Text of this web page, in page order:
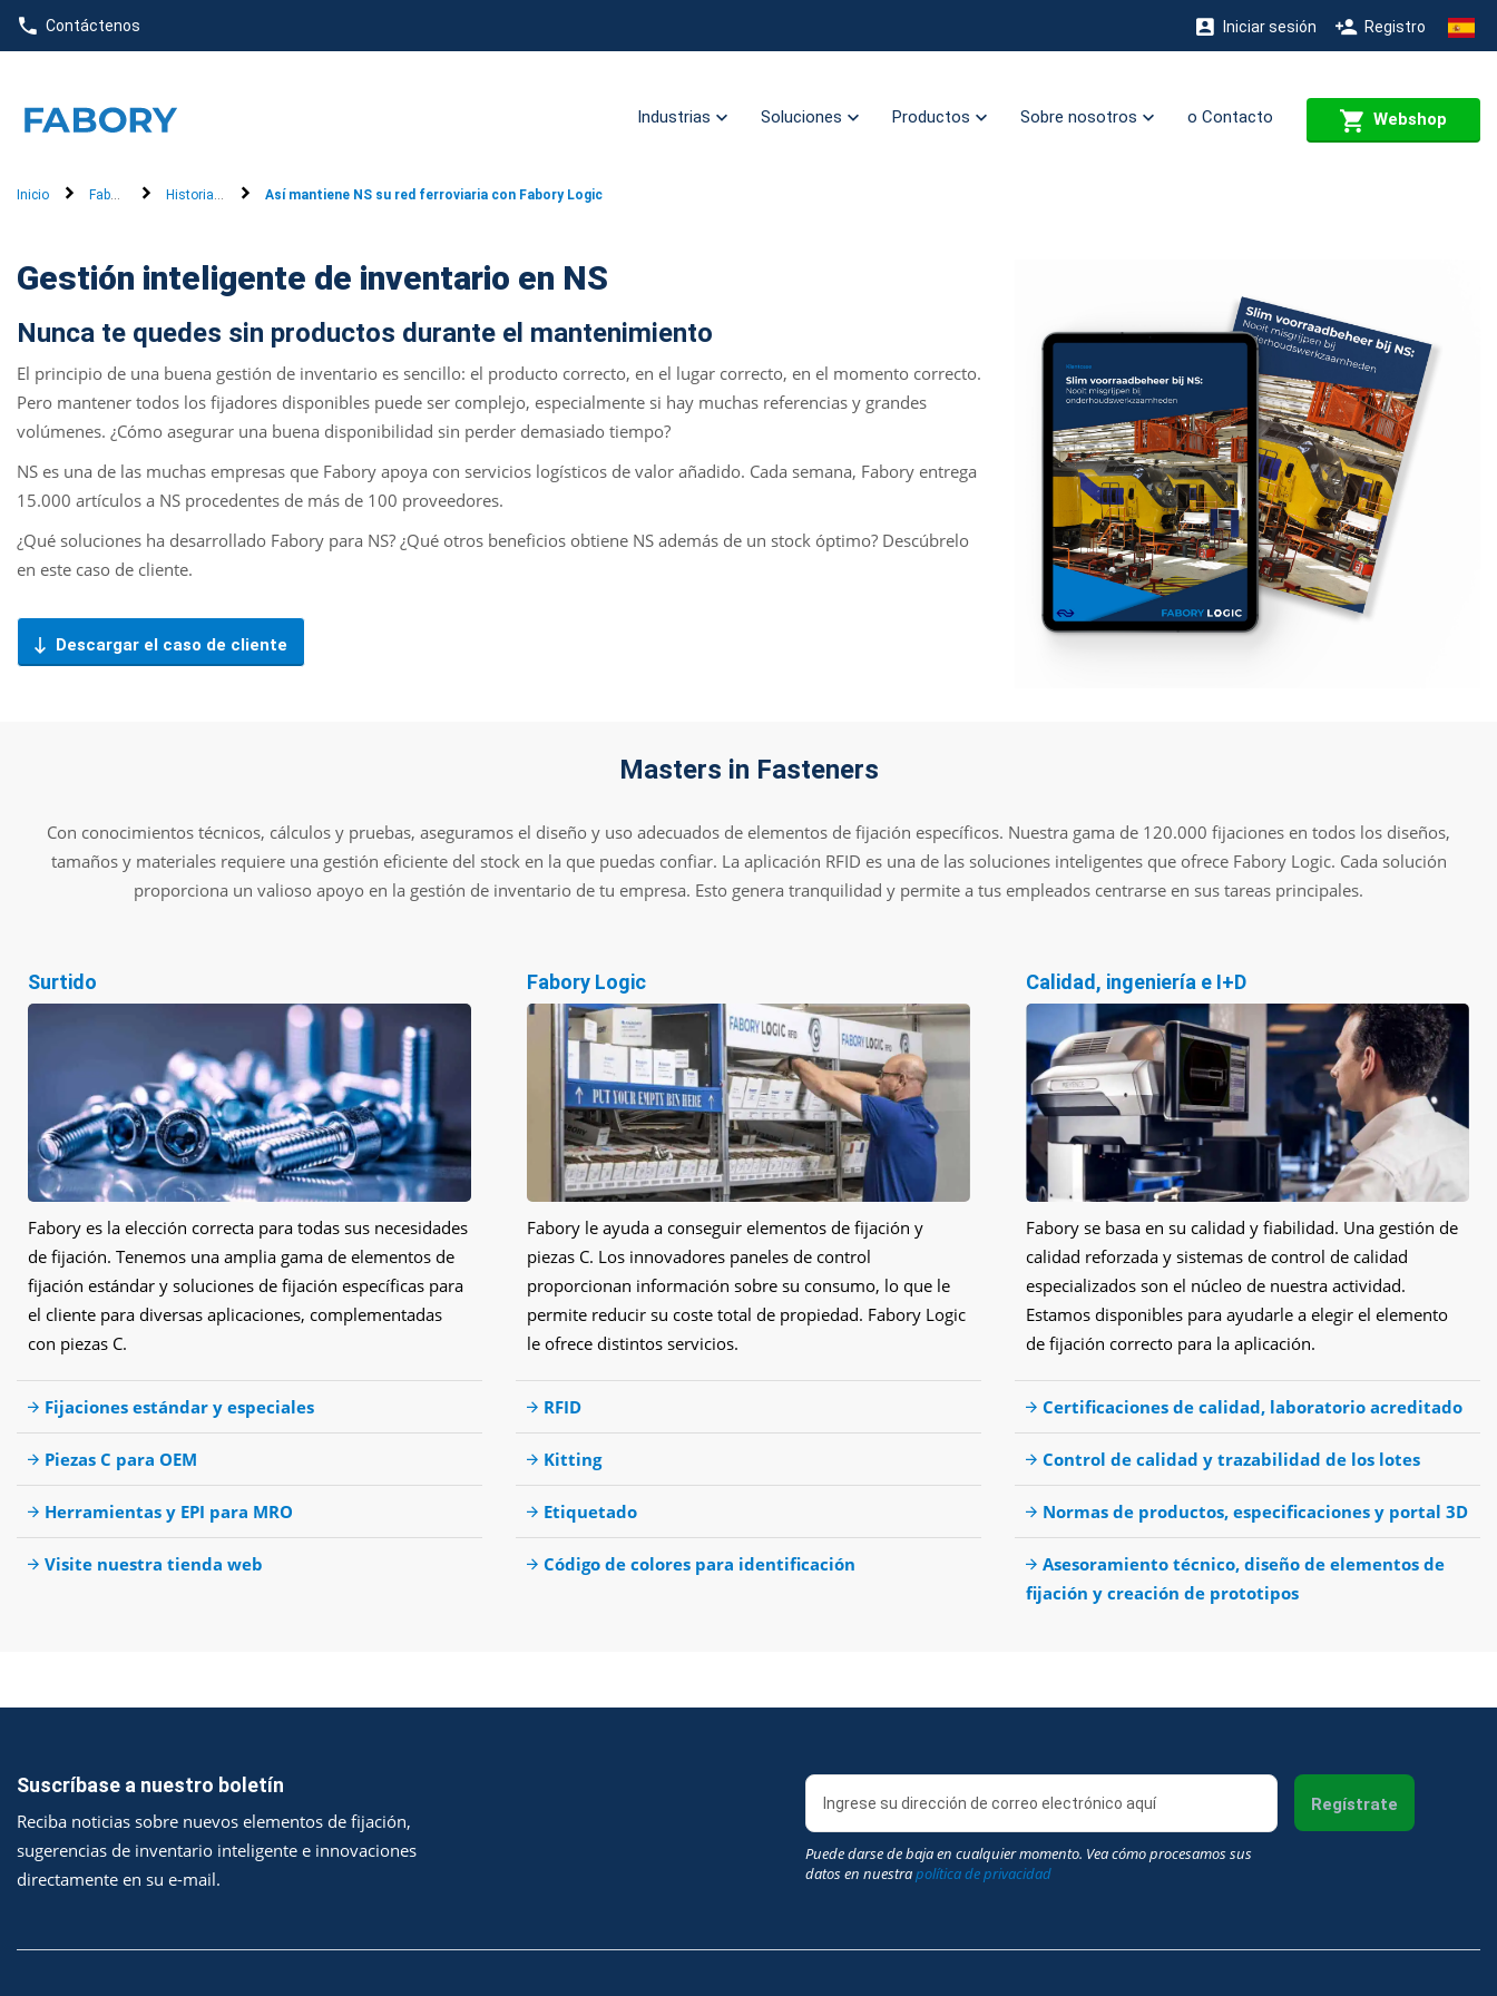
text.skipToContent
text.skipToNavigation
Contáctenos Iniciar sesión Registro
Industrias Soluciones Productos Sobre nosotros o Contacto Webshop
Inicio Fabory Group Historias de clientes Así mantiene NS su red ferroviaria con Fabory Logic
Gestión inteligente de inventario en NS
Nunca te quedes sin productos durante el mantenimiento
El principio de una buena gestión de inventario es sencillo: el producto correcto, en el lugar correcto, en el momento correcto.
Pero mantener todos los fijadores disponibles puede ser complejo, especialmente si hay muchas referencias y grandes
volúmenes. ¿Cómo asegurar una buena disponibilidad sin perder demasiado tiempo?
NS es una de las muchas empresas que Fabory apoya con servicios logísticos de valor añadido. Cada semana, Fabory entrega
15.000 artículos a NS procedentes de más de 100 proveedores.
¿Qué soluciones ha desarrollado Fabory para NS? ¿Qué otros beneficios obtiene NS además de un stock óptimo? Descúbrelo
en este caso de cliente.
Descargar el caso de cliente
Masters in Fasteners
Con conocimientos técnicos, cálculos y pruebas, aseguramos el diseño y uso adecuados de elementos de fijación específicos. Nuestra gama de 120.000 fijaciones en todos los diseños,
tamaños y materiales requiere una gestión eficiente del stock en la que puedas confiar. La aplicación RFID es una de las soluciones inteligentes que ofrece Fabory Logic. Cada solución
proporciona un valioso apoyo en la gestión de inventario de tu empresa. Esto genera tranquilidad y permite a tus empleados centrarse en sus tareas principales.
Surtido
Fabory es la elección correcta para todas sus necesidades
de fijación. Tenemos una amplia gama de elementos de
fijación estándar y soluciones de fijación específicas para
el cliente para diversas aplicaciones, complementadas
con piezas C.
Fijaciones estándar y especiales
Piezas C para OEM
Herramientas y EPI para MRO
Visite nuestra tienda web
Fabory Logic
Fabory le ayuda a conseguir elementos de fijación y
piezas C. Los innovadores paneles de control
proporcionan información sobre su consumo, lo que le
permite reducir su coste total de propiedad. Fabory Logic
le ofrece distintos servicios.
RFID
Kitting
Etiquetado
Código de colores para identificación
Calidad, ingeniería e I+D
Fabory se basa en su calidad y fiabilidad. Una gestión de
calidad reforzada y sistemas de control de calidad
especializados son el núcleo de nuestra actividad.
Estamos disponibles para ayudarle a elegir el elemento
de fijación correcto para la aplicación.
Certificaciones de calidad, laboratorio acreditado
Control de calidad y trazabilidad de los lotes
Normas de productos, especificaciones y portal 3D
Asesoramiento técnico, diseño de elementos de
fijación y creación de prototipos
Suscríbase a nuestro boletín
Reciba noticias sobre nuevos elementos de fijación,
sugerencias de inventario inteligente e innovaciones
directamente en su e-mail.
Puede darse de baja en cualquier momento. Vea cómo procesamos sus
datos en nuestrapolítica de privacidad
Regístrate